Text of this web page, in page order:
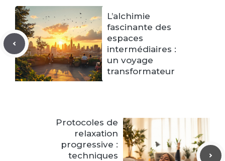
L’alchimie
fascinante des
espaces
intermédiaires :
un voyage
transformateur
Protocoles de
relaxation
progressive :
techniques